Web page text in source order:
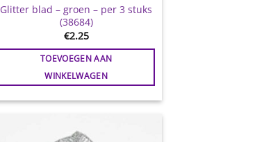
Glitter blad – groen – per 3 stuks
(38684)
€2.25
TOEVOEGEN AAN
WINKELWAGEN